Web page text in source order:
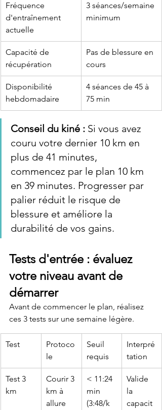
Fréquence
d'entraînement
actuelle
3 séances/semaine
minimum
Capacité de
récupération
Pas de blessure en
cours
Disponibilité
hebdomadaire
4 séances de 45 à
75 min
Conseil du kiné : Si vous avez
couru votre dernier 10 km en
plus de 41 minutes,
commencez par le plan 10 km
en 39 minutes. Progresser par
palier réduit le risque de
blessure et améliore la
durabilité de vos gains.
Tests d'entrée : évaluez
votre niveau avant de
démarrer
Avant de commencer le plan, réalisez
ces 3 tests sur une semaine légère.
Test
Protoco
le
Seuil
requis
Interpré
tation
Test 3
km
Courir 3
km à
allure
< 11:24
min
(3:48/k
Valide
la
capacit